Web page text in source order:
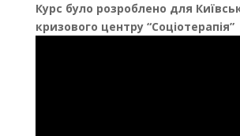
Курс було розроблено для
кризового центру “Соціотерапія”